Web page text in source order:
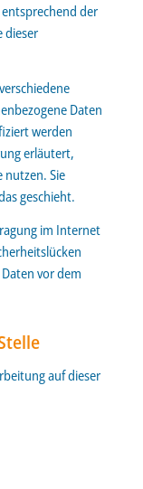
der
dieser
Daten
werden
erläutert,
nutzen. Sie
geschieht.
im Internet
vor dem
auf dieser